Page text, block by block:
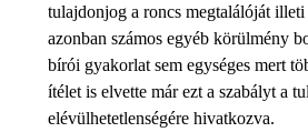
tulajdonjog a roncs megtalálóját
azonban számos egyéb körülmény
bírói gyakorlat sem egységes mert
ítélet is elvette már ezt a szabályt a
elévülhetetlenségére hivatkozva.